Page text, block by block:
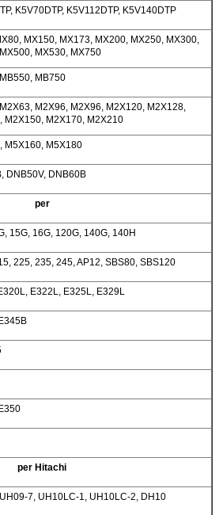
K5V70DTP, K5V112DTP, K5V140DTP
MX150, MX173, MX200, MX250, MX300,
MX530, MX750
MB750
M2X96, M2X96, M2X120, M2X128,
M2X150, M2X170, M2X210
M5X160, M5X180
DNB50V, DNB60B
per
15G, 16G, 120G, 140G, 140H
225, 235, 245, AP12, SBS80, SBS120
E322L, E325L, E329L
per Hitachi
7, UH10LC-1, UH10LC-2, DH10